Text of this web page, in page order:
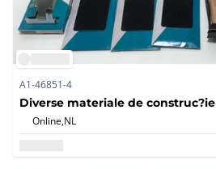
A1-46851-4
Diverse materiale de construc?ie
Online,NL